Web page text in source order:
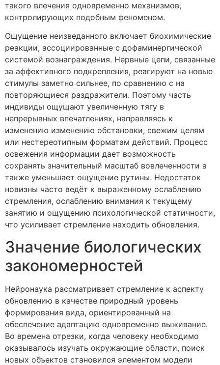
такого влечения одновременно механизмов,
контролирующих подобным феноменом.
Ощущение неизведанного включает биохимические
реакции, ассоциированные с дофаминергической
системой вознаграждения. Нервные цепи, связанные
за аффективного подкрепления, реагируют на новые
стимулы заметно сильнее, по сравнению с на
повторяющиеся раздражители. Поэтому часть
индивиды ощущают увеличенную тягу в
непрерывных впечатлениях, направляясь к
изменению изменению обстановки, свежим целям
или нестереотипным форматам действий. Процесс
освежения информации дает возможность
сохранять значительный масштаб вовлеченности а
также уменьшает ощущение рутины. Недостаток
новизны часто ведёт к выраженному ослаблению
стремления, ослаблению внимания к текущему
занятию и ощущению психологической статичности,
что усиливает стремление находить обновления.
Значение биологических
закономерностей
Нейронаука рассматривает стремление к аспекту
обновлению в качестве природный уровень
формирования вида, ориентированный на
обеспечение адаптацию одновременно выживание.
Во времена отрезки, когда человеку необходимо
оказывалось изучать окружающие области, поиск
новых объектов становился элементом модели